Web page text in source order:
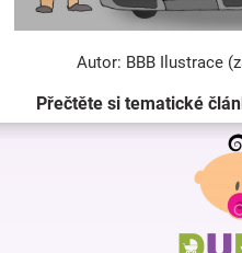
Autor: BBB Ilustrace
Přečtěte si tematické
Z